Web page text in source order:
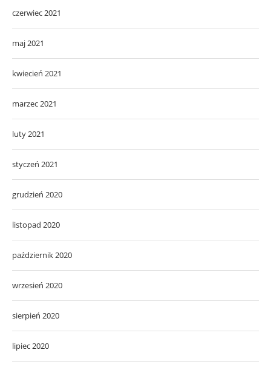
czerwiec 2021
maj 2021
kwiecień 2021
marzec 2021
luty 2021
styczeń 2021
grudzień 2020
listopad 2020
październik 2020
wrzesień 2020
sierpień 2020
lipiec 2020